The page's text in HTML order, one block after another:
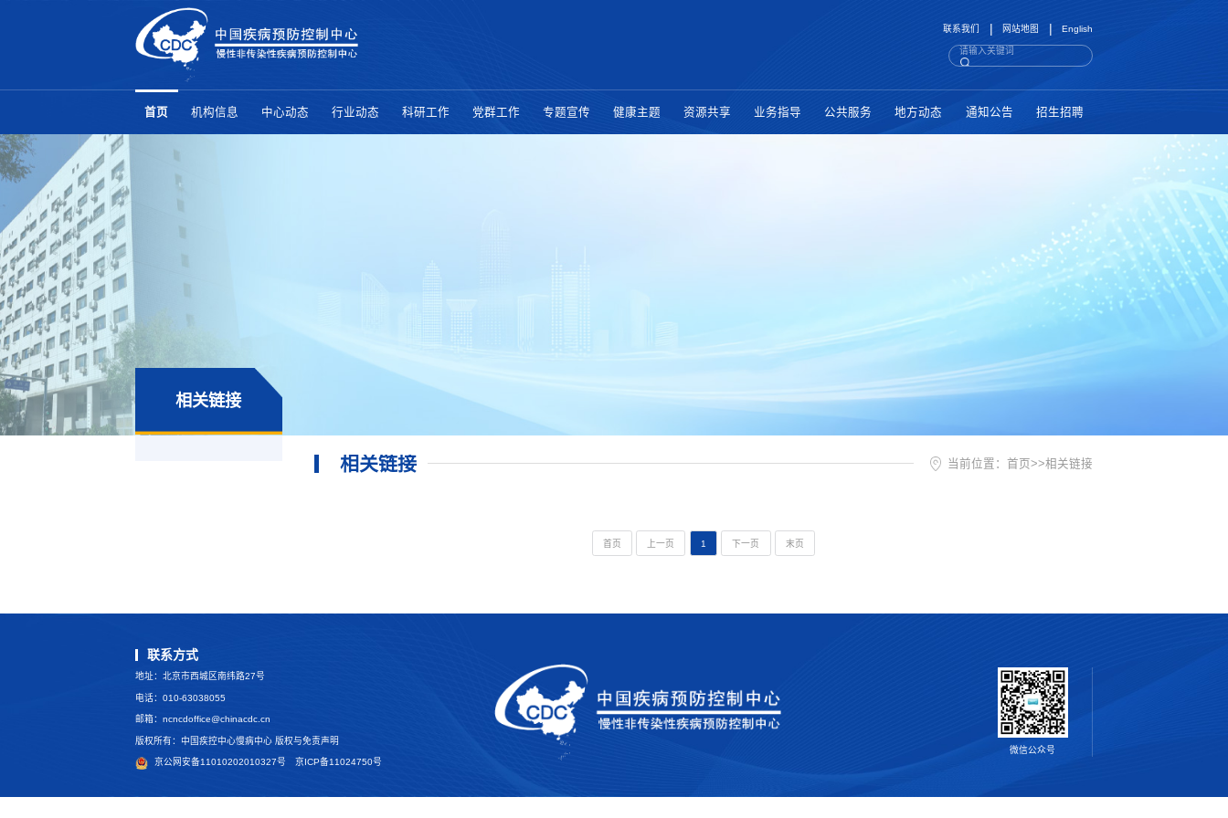
联系我们 | 网站地图 | English
首页 机构信息 中心动态 行业动态 科研工作 党群工作 专题宣传 健康主题 资源共享 业务指导 公共服务 地方动态 通知公告 招生招聘
相关链接
相关链接 当前位置：首页>>相关链接
首页 上一页 1 下一页 末页
联系方式
地址：北京市西城区南纬路27号
电话：010-63038055
邮箱： ncncdoffice@chinacdc.cn
版权所有：中国疾控中心慢病中心 版权与免责声明
京公网安备11010202010327号 京ICP备11024750号
微信公众号